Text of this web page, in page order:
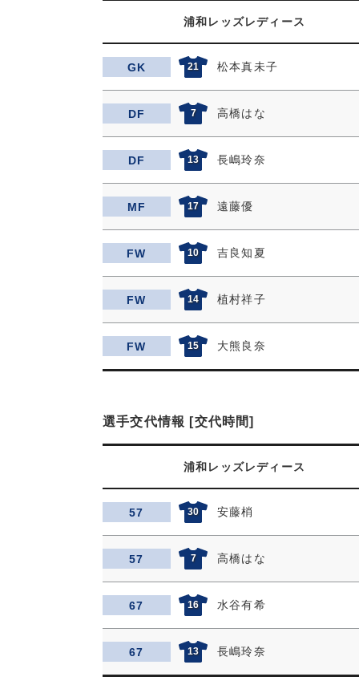
浦和レッズレディース
GK 21 松本真未子
DF 7 高橋はな
DF 13 長嶋玲奈
MF 17 遠藤優
FW 10 吉良知夏
FW 14 植村祥子
FW 15 大熊良奈
選手交代情報 [交代時間]
浦和レッズレディース
57 30 安藤梢
57 7 高橋はな
67 16 水谷有希
67 13 長嶋玲奈